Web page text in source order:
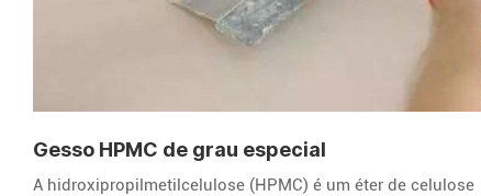
Gesso HPMC de grau especial
A hidroxipropilmetilcelulose (HPMC) é um éter de celulose